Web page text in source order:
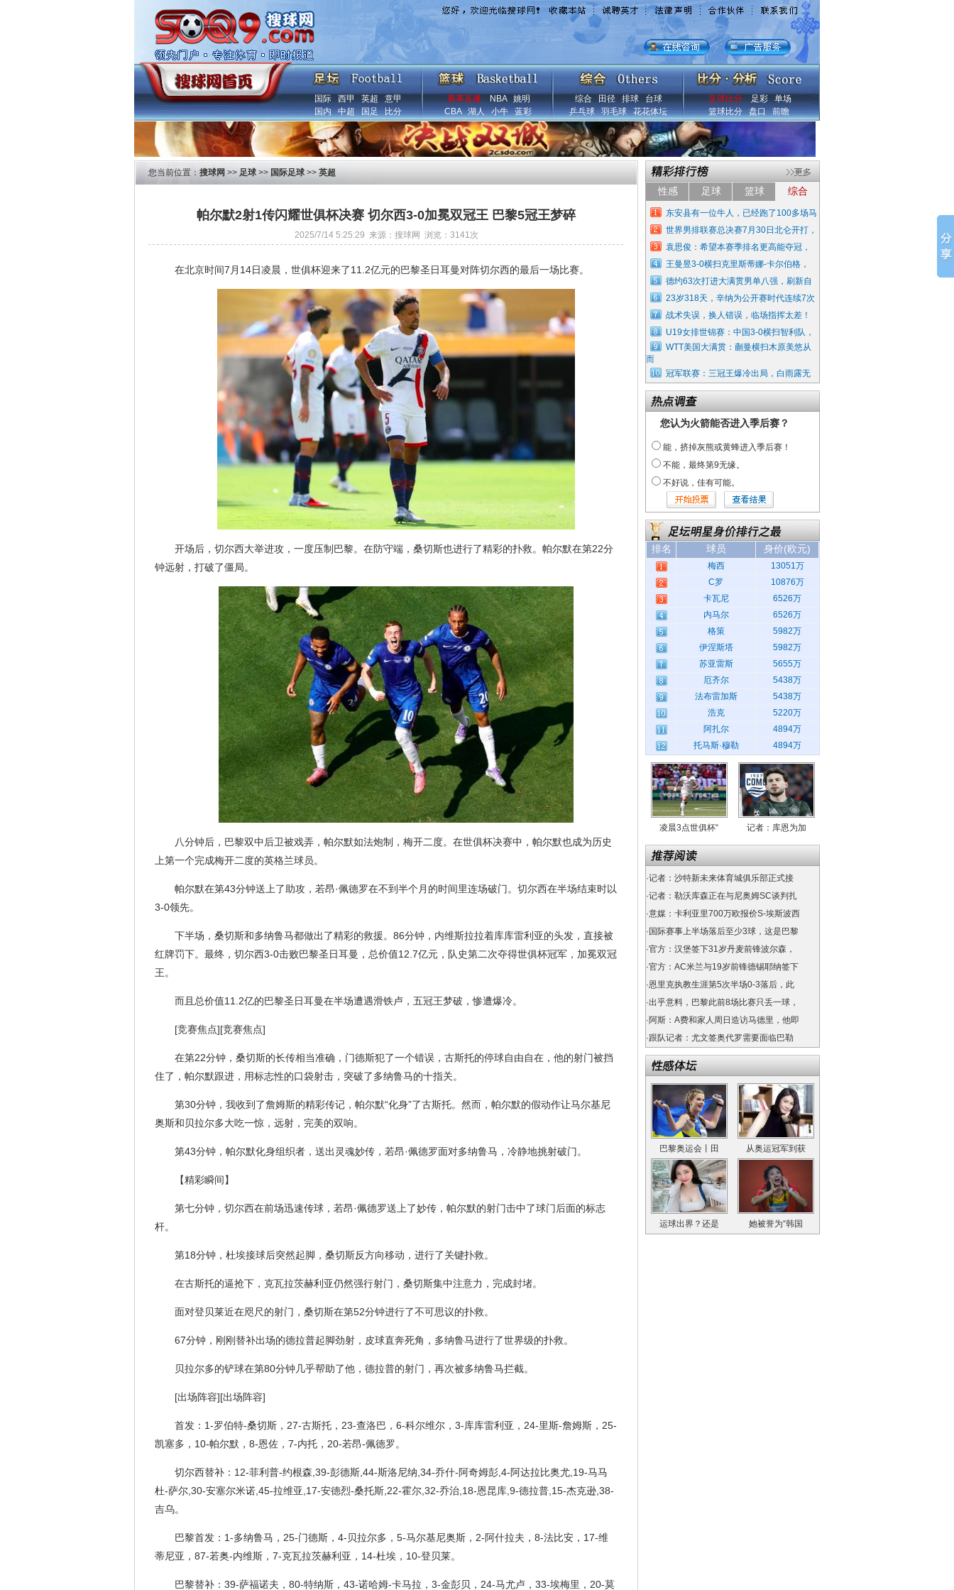
国际 西甲 英超
意甲
国内
中超 国足 比分
赛事直播 NBA
姚明
CBA
湖人 小牛 蓝彩
综合 田径 排球
台球
乒乓球
羽毛球 花花体坛
足球比分 足彩
单场
篮球比分
盘口 前瞻
您当前位置： 搜球网 >> 足球>> 国际足球>> 英超
帕尔默2射1传闪耀世俱杯决赛 切尔西3-0加冕双冠王 巴黎5冠王梦碎
2025/7/14 5:25:29 来源：搜球网 浏览： 3141次
在北京时间7月14日凌晨，世俱杯迎来了11.2亿元的巴黎圣日耳曼对阵切尔西的最后一场比赛。
开场后，切尔西大举进攻，一度压制巴黎。在防守端，桑切斯也进行了精彩的扑救。帕尔默在第22分
钟远射，打破了僵局。
八分钟后，巴黎双中后卫被戏弄，帕尔默如法炮制，梅开二度。在世俱杯决赛中，帕尔默也成为历史
上第一个完成梅开二度的英格兰球员。
帕尔默在第43分钟送上了助攻，若昂·佩德罗在不到半个月的时间里连场破门。切尔西在半场结束时以
3-0领先。
下半场，桑切斯和多纳鲁马都做出了精彩的救援。86分钟，内维斯拉拉着库库雷利亚的头发，直接被
红牌罚下。最终，切尔西3-0击败巴黎圣日耳曼，总价值12.7亿元，队史第二次夺得世俱杯冠军，加冕双冠
王。
而且总价值11.2亿的巴黎圣日耳曼在半场遭遇滑铁卢，五冠王梦破，惨遭爆冷。
[竞赛焦点][竞赛焦点]
在第22分钟，桑切斯的长传相当准确，门德斯犯了一个错误，古斯托的停球自由自在，他的射门被挡
住了，帕尔默跟进，用标志性的口袋射击，突破了多纳鲁马的十指关。
第30分钟，我收到了詹姆斯的精彩传记，帕尔默“化身”了古斯托。然而，帕尔默的假动作让马尔基尼
奥斯和贝拉尔多大吃一惊，远射，完美的双响。
第43分钟，帕尔默化身组织者，送出灵魂妙传，若昂·佩德罗面对多纳鲁马，冷静地挑射破门。
【精彩瞬间】
第七分钟，切尔西在前场迅速传球，若昂·佩德罗送上了妙传，帕尔默的射门击中了球门后面的标志
杆。
第18分钟，杜埃接球后突然起脚，桑切斯反方向移动，进行了关键扑救。
在古斯托的逼抢下，克瓦拉茨赫利亚仍然强行射门，桑切斯集中注意力，完成封堵。
面对登贝莱近在咫尺的射门，桑切斯在第52分钟进行了不可思议的扑救。
67分钟，刚刚替补出场的德拉普起脚劲射，皮球直奔死角，多纳鲁马进行了世界级的扑救。
贝拉尔多的铲球在第80分钟几乎帮助了他，德拉普的射门，再次被多纳鲁马拦截。
[出场阵容][出场阵容]
首发：1-罗伯特-桑切斯，27-古斯托，23-查洛巴，6-科尔维尔，3-库库雷利亚，24-里斯-詹姆斯，25-
凯塞多，10-帕尔默，8-恩佐，7-内托，20-若昂-佩德罗。
切尔西替补：12-菲利普-约根森,39-彭德斯,44-斯洛尼纳,34-乔什-阿奇姆彭,4-阿达拉比奥尤,19-马马
杜-萨尔,30-安塞尔米诺,45-拉维亚,17-安德烈-桑托斯,22-霍尔,32-乔治,18-恩昆库,9-德拉普,15-杰克逊,38-
吉乌。
巴黎首发：1-多纳鲁马，25-门德斯，4-贝拉尔多，5-马尔基尼奥斯，2-阿什拉夫，8-法比安，17-维
蒂尼亚，87-若奥-内维斯，7-克瓦拉茨赫利亚，14-杜埃，10-登贝莱。
巴黎替补：39-萨福诺夫，80-特纳斯，43-诺哈姆-卡马拉，3-金彭贝，24-马尤卢，33-埃梅里，20-莫
性感 足球 篮球 综合
东安县有一位牛人，已经跑了100多场马
世界男排联赛总决赛7月30日北仑开打，
袁思俊：希望本赛季排名更高能夺冠，
王曼昱3-0横扫克里斯蒂娜-卡尔伯格，
德约63次打进大满贯男单八强，刷新自
23岁318天，辛纳为公开赛时代连续7次
战术失误，换人错误，临场指挥太差！
U19女排世锦赛：中国3-0横扫智利队，
WTT美国大满贯：蒯曼横扫木原美悠从
而
冠军联赛：三冠王爆冷出局，白雨露无
您认为火箭能否进入季后赛？
能，挤掉灰熊或黄蜂进入季后赛！
不能，最终第9无缘。
不好说，佳有可能。
排名 球员 身价(欧元)
梅西
13051万
C罗
10876万
卡瓦尼
6526万
内马尔
6526万
格策
5982万
伊涅斯塔
5982万
苏亚雷斯
5655万
厄齐尔
5438万
法布雷加斯
5438万
浩克
5220万
阿扎尔
4894万
托马斯·穆勒
4894万
凌晨3点世俱杯“ 记者：库恩为加
·记者：沙特新未来体育城俱乐部正式接
·记者：勒沃库森正在与尼奥姆SC谈判扎
·意媒：卡利亚里700万欧报价S-埃斯波西
· 国际赛事上半场落后至少3球，这是巴黎
·官方：汉堡签下31岁丹麦前锋波尔森，
·官方：AC米兰与19岁前锋德锡耶纳签下
·恩里克执教生涯第5次半场0-3落后，此
·出乎意料，巴黎此前8场比赛只丢一球，
·阿斯：A费和家人周日造访马德里，他即
·跟队记者：尤文签奥代罗需要面临巴勒
巴黎奥运会丨田 从奥运冠军到获
运球出界？还是 她被誉为“韩国